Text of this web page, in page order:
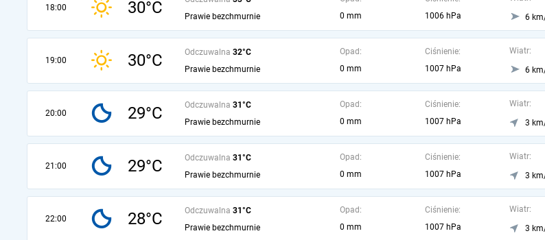
18:00 30°C
Prawie bezchmurnie
0 mm
1006 hPa
6
19:00 30°C Odczuwalna 32°C
Prawie bezchmurnie
Opad:
0 mm
Ciśnienie:
1007 hPa
Wiatr:
6
20:00 29°C Odczuwalna 31°C
Prawie bezchmurnie
Opad:
0 mm
Ciśnienie:
1007 hPa
Wiatr:
3
21:00 29°C Odczuwalna 31°C
Prawie bezchmurnie
Opad:
0 mm
Ciśnienie:
1007 hPa
Wiatr:
3
22:00 28°C Odczuwalna 31°C
Prawie bezchmurnie
Opad:
0 mm
Ciśnienie:
1007 hPa
Wiatr:
3